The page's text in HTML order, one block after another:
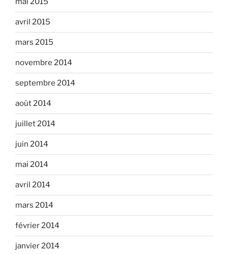
avril 2015
mars 2015
novembre 2014
septembre 2014
août 2014
juillet 2014
juin 2014
mai 2014
avril 2014
mars 2014
février 2014
janvier 2014